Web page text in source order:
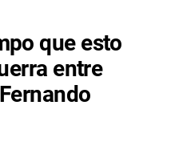
que esto
entre